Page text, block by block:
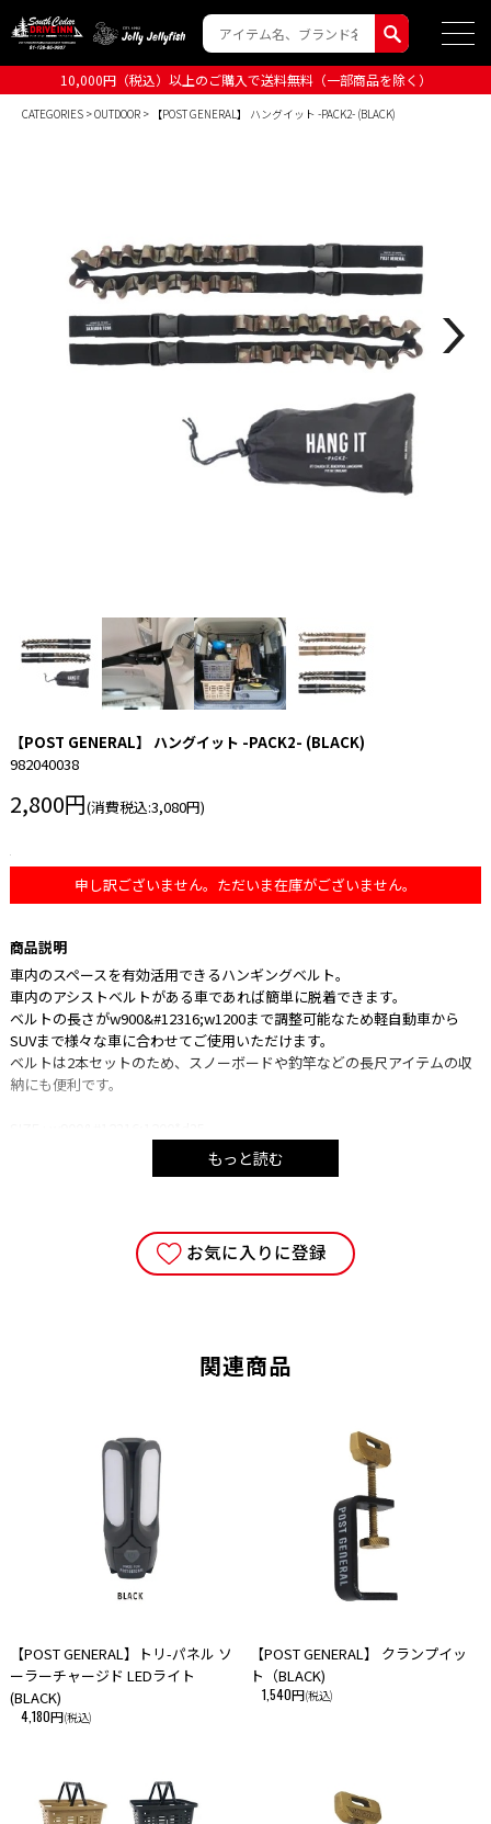
10,000円（税込）以上のご購入で送料無料（一部商品を除く）
CATEGORIES >OUTDOOR > 【POST GENERAL】 ハングイット -PACK2- (BLACK)
【POST GENERAL】 ハングイット -PACK2- (BLACK)
982040038
2,800円(消費税込:3,080円)
申し訳ございません。ただいま在庫がございません。
商品説明
車内のスペースを有効活用できるハンギングベルト。
車内のアシストベルトがある車であれば簡単に脱着できます。
ベルトの長さがw900&#12316;w1200まで調整可能なため軽自動車から
SUVまで様々な車に合わせてご使用いただけます。
ベルトは2本セットのため、スノーボードや釣竿などの長尺アイテムの収
納にも便利です。
※2本セットでの販売です。
・直射日光が当たる場所で長期間保管しないでください。変色、変形の原
・洗濯機や乾燥機のご使用はお避けください。
・ご使用の端末により、実物とは多少色合い等が異なって見える場合がご
サイトよりご注文を頂いた時点で、まれに実店舗にて完売し欠品の場合が
ございます。 今後の入荷予定を確認して入荷が困難な場合は、誠に勝手
ながらご注文をキャンセルとさせて頂きます。 在庫管理は、できる限り
リアルタイムな更新を心がけておりますが、万一欠品の際はご了承下さ
・こちらの商品は、初期の製品不良以外での返品・交換はお断りさせて頂
いております。あらかじめご了承ください。
もっと読む
お気に入りに登録
関連商品
【POST GENERAL】トリ-パネル ソ
ーラーチャージド LEDライト
(BLACK)
4,180円(税込)
【POST GENERAL】 クランプイッ
ト（BLACK)
1,540円(税込)